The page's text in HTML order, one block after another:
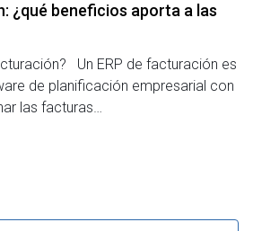
¿qué beneficios aporta a las
Un ERP de facturación es
de planificación empresarial con
las facturas…